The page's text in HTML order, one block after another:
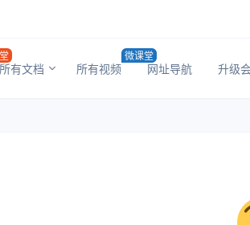
所有文档 所有视频
微课堂
网址导航 升级